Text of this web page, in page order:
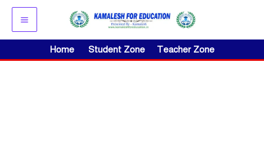
Skip
content
Home Student Zone Teacher Zone